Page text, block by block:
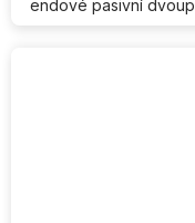
endové pasivní